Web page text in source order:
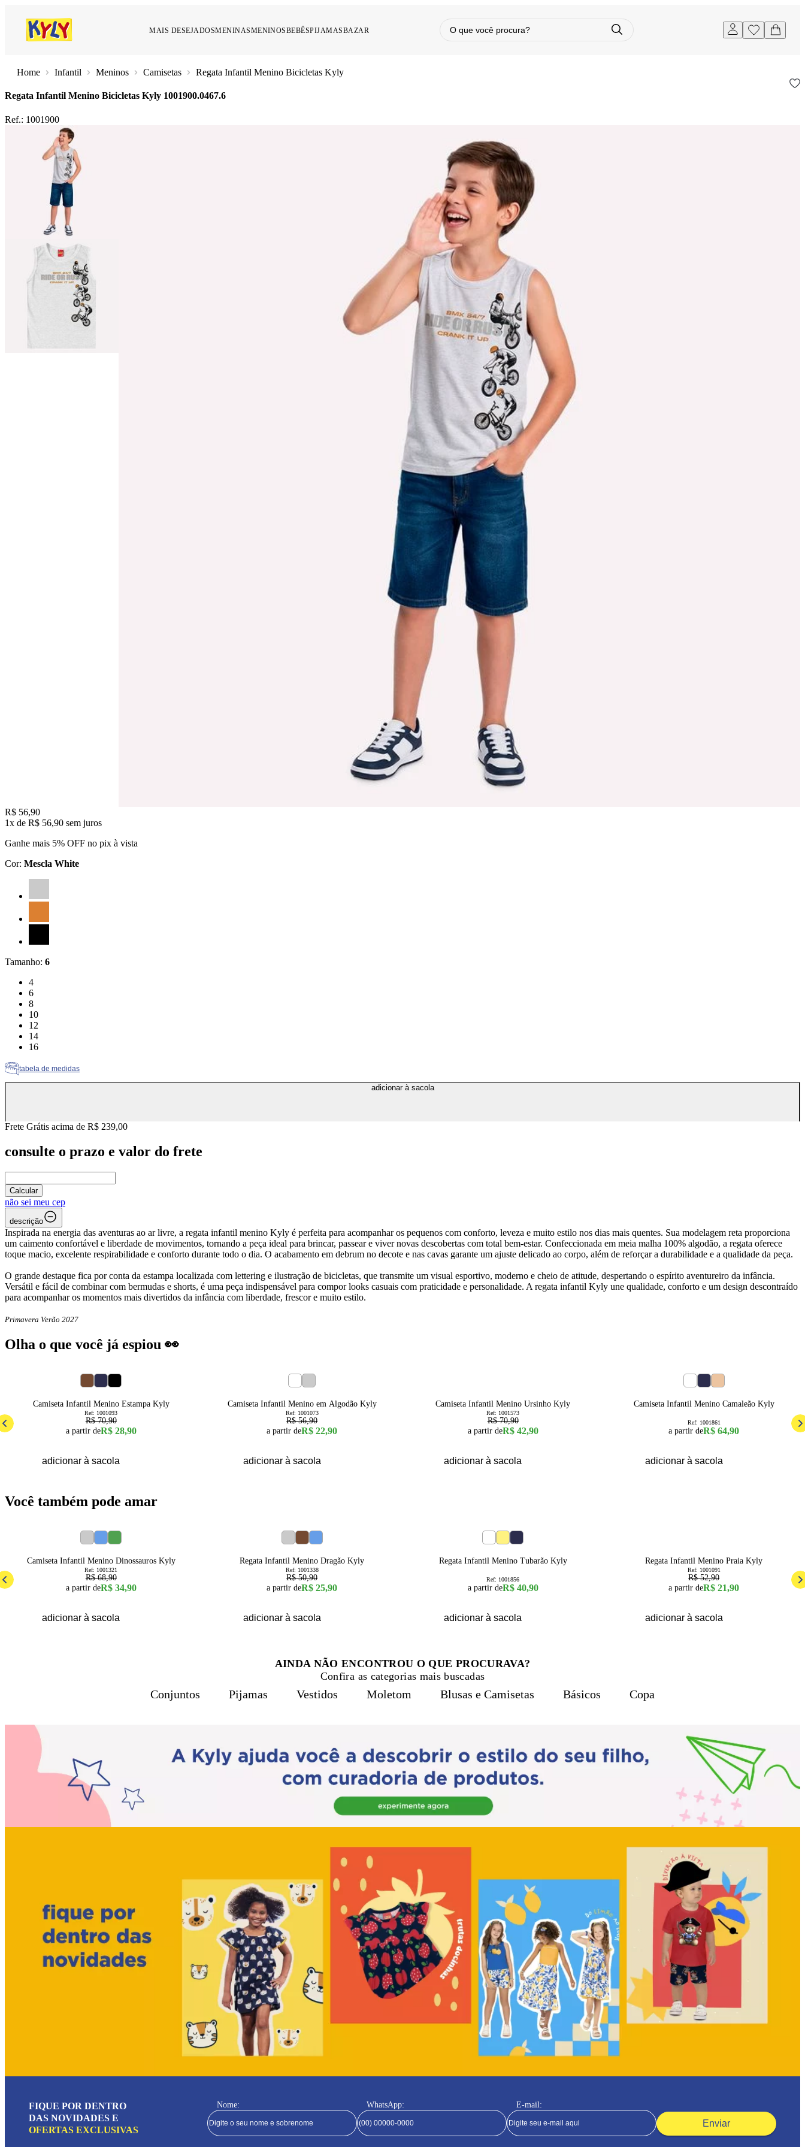
MAIS DESEJADOSMENINASMENINOSBEBÊSPIJAMASBAZAR
Infantil Meninos Camisetas Regata Infantil Menino Bicicletas Kyly
Regata Infantil Menino Bicicletas Kyly 1001900.0467.6
Ref.: 1001900
Price:
R$ 56,90
1x de R$ 56,90 sem juros
Ganhe mais 5% OFF no pix à vista
Cor: Mescla White
Tamanho: 6
Tamanho: 4
4
Tamanho: 6
6
Tamanho: 8
8
Tamanho: 10
10
Tamanho: 12
12
Tamanho: 14
14
Tamanho: 16
16
tabela de medidas
adicionar à sacola
Frete Grátis acima de R$ 239,00
consulte o prazo e valor do frete
Calcular
não sei meu cep
descrição
Inspirada na energia das aventuras ao ar livre, a regata infantil menino Kyly é perfeita para acompanhar os pequenos com conforto, leveza e muito estilo nos dias mais quentes. Sua modelagem reta proporciona
um caimento confortável e liberdade de movimentos, tornando a peça ideal para brincar, passear e viver novas descobertas com total bem-estar. Confeccionada em meia malha 100% algodão, a regata oferece
toque macio, excelente respirabilidade e conforto durante todo o dia. O acabamento em debrum no decote e nas cavas garante um ajuste delicado ao corpo, além de reforçar a durabilidade e a qualidade da peça.
O grande destaque fica por conta da estampa localizada com lettering e ilustração de bicicletas, que transmite um visual esportivo, moderno e cheio de atitude, despertando o espírito aventureiro da infância.
Versátil e fácil de combinar com bermudas e shorts, é uma peça indispensável para compor looks casuais com praticidade e personalidade. A regata infantil Kyly une qualidade, conforto e um design descontraído
para acompanhar os momentos mais divertidos da infância com liberdade, frescor e muito estilo.
Primavera Verão 2027
Olha o que você já espiou 👀
Camiseta Infantil Menino Estampa Kyly
Ref: 1001093
R$ 70,90
a partir deR$ 28,90
adicionar à sacola
Camiseta Infantil Menino em Algodão Kyly
Ref: 1001073
R$ 56,90
a partir deR$ 22,90
adicionar à sacola
Camiseta Infantil Menino Ursinho Kyly
Ref: 1001573
R$ 70,90
a partir deR$ 42,90
adicionar à sacola
Camiseta Infantil Menino Camaleão Kyly
Ref: 1001861
a partir deR$ 64,90
adicionar à sacola
Você também pode amar
Camiseta Infantil Menino Dinossauros Kyly
Ref: 1001321
R$ 68,90
a partir deR$ 34,90
adicionar à sacola
Regata Infantil Menino Dragão Kyly
Ref: 1001338
R$ 50,90
a partir deR$ 25,90
adicionar à sacola
Regata Infantil Menino Tubarão Kyly
Ref: 1001856
a partir deR$ 40,90
adicionar à sacola
Regata Infantil Menino Praia Kyly
Ref: 1001091
R$ 52,90
a partir deR$ 21,90
adicionar à sacola
AINDA NÃO ENCONTROU O QUE PROCURAVA?
Confira as categorias mais buscadas
Conjuntos Pijamas Vestidos Moletom Blusas e Camisetas Básicos Copa
FIQUE POR DENTRO
DAS NOVIDADES E
OFERTAS EXCLUSIVAS
Nome: WhatsApp: E-mail:
Enviar